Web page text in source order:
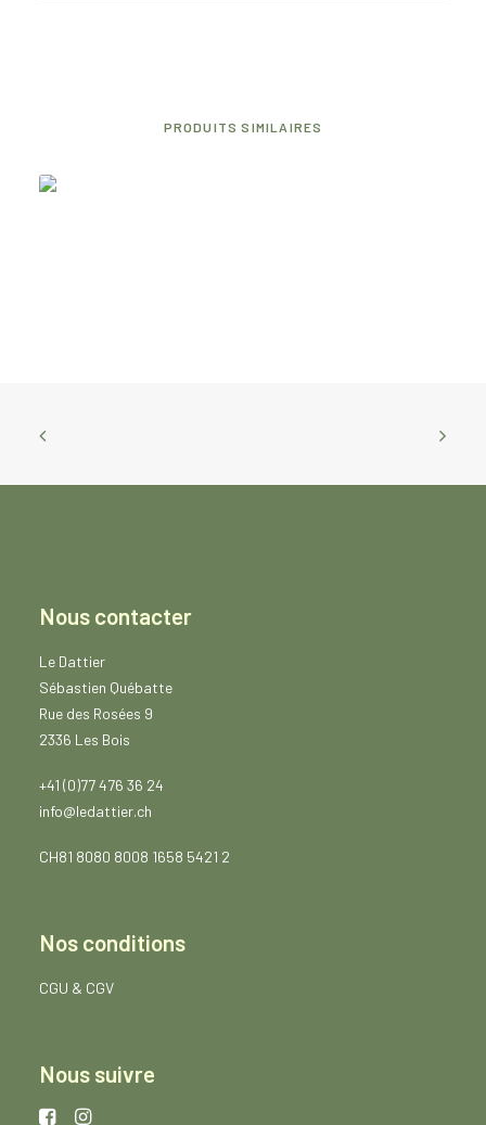
PRODUITS SIMILAIRES
Nous contacter
Le Dattier
Sébastien Québatte
Rue des Rosées 9
2336 Les Bois
+41 (0)77 476 36 24
info@ledattier.ch
CH81 8080 8008 1658 5421 2
Nos conditions
CGU & CGV
Nous suivre